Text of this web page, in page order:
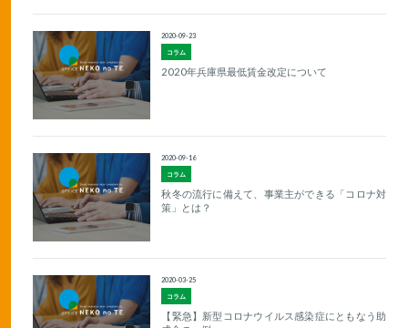
コラム
2020-09-23
2020年兵庫県最低賃金改定について
コラム
2020-09-16
秋冬の流行に備えて、事業主ができる「コロナ対
策」とは？
コラム
2020-03-25
【緊急】新型コロナウイルス感染症にともなう助